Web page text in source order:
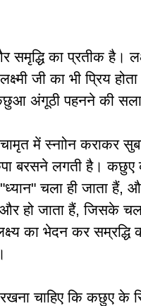
समृद्धि का प्रतीक है।
जी का भी प्रिय
अंगूठी पहनने की
में स्नाोन कराकर
बरसने लगती है।
चला ही जाता हैं,
और हो जाता हैं, जिसके
का भेदन कर सम्रद्धि
चाहिए कि कछुए के